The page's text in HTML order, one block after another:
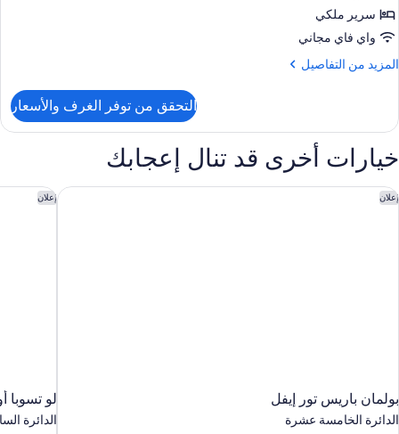
سرير ملكي
واي فاي مجاني
المزيد من التفاصيل
المزيد
غرفة
التحقق من توفر الغرف والأسعار
خيارات أخرى قد تنال إعجابك
إعلان
بولمان باريس تور إيفل
الدائرة الخامسة عشرة
بولمان باريس تور إيفل إعلان
لو تسوبا
الدائرة
لو تسوبا